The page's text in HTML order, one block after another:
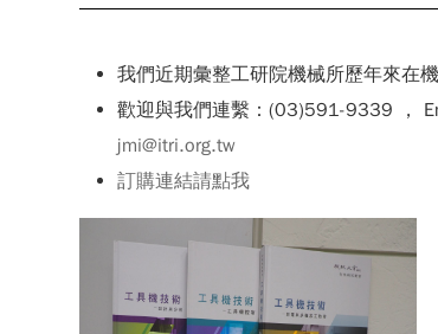
我們近期彙整工研院機械所歷年來在
歡迎與我們連繫：(03)591-9339 ，
jmi@itri.org.tw
訂購連結請點我